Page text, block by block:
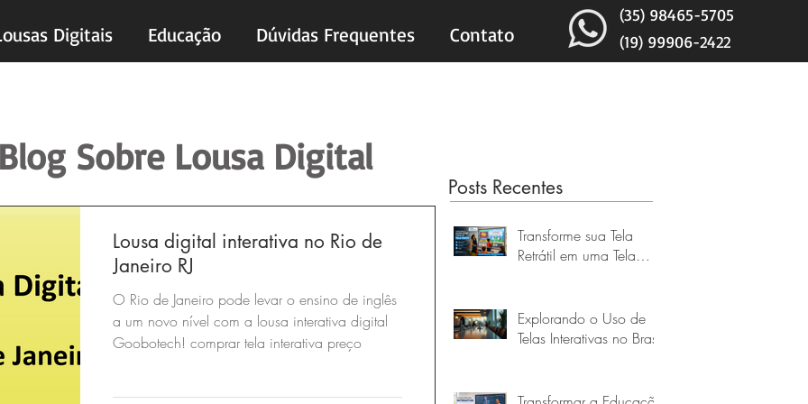
Digitais Educação Dúvidas Frequentes Contato
(35) 98465-5705
(19) 99906-2422
Sobre Lousa Digital
Posts Recentes
Lousa digital interativa no Rio de
Janeiro RJ
O Rio de Janeiro pode levar o ensino de inglês
a um novo nível com a lousa interativa digital
Goobotech! comprar tela interativa preço
Transforme sua Tela
Retrátil em uma Tela
Explorando o Uso de
Telas Interativas no Brasil